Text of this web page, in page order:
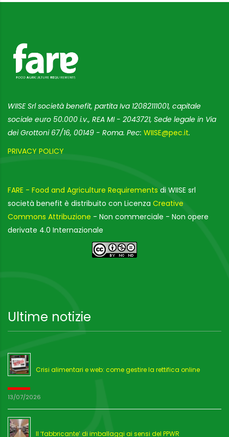
WIISE Srl società benefit, partita Iva 12082111001, capitale
sociale euro 50.000 i.v., REA MI - 2043721, Sede legale in Via
dei Grottoni 67/16, 00149 - Roma. Pec: WIISE@pec.it.
PRIVACY POLICY
FARE - Food and Agriculture Requirements di WIISE srl
società benefit è distribuito con Licenza Creative
Commons Attribuzione - Non commerciale - Non opere
derivate 4.0 Internazionale
Ultime notizie
Crisi alimentari e web: come gestire la rettifica online
13/07/2026
Il ‘fabbricante’ di imballaggi ai sensi del PPWR